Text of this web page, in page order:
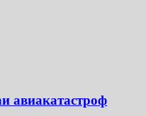
авиакатастроф